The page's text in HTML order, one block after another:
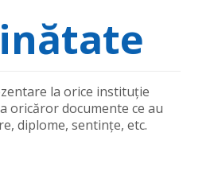
la orice instituție
oricăror documente ce au
diplome, sentințe, etc.